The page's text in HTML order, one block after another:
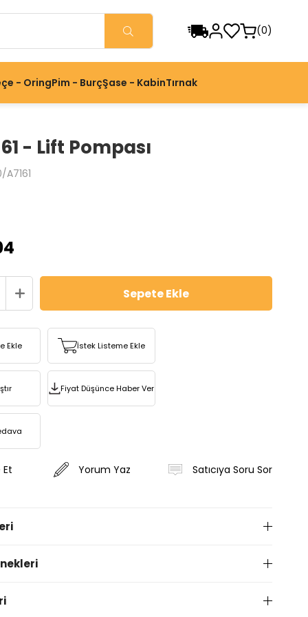
0
- OringPim - BurçŞase - KabinTırnak
- Lift Pompası
A7161
Ekle İstek Listeme Ekle
Fiyat Düşünce Haber Ver
Yorum Yaz Satıcıya Soru Sor